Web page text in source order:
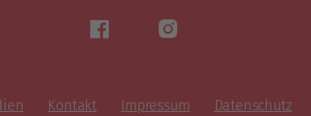
Kontakt Impressum Datenschutz